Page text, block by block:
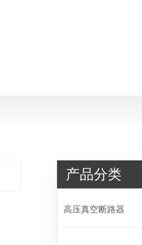
产品分类
高压真空断路器